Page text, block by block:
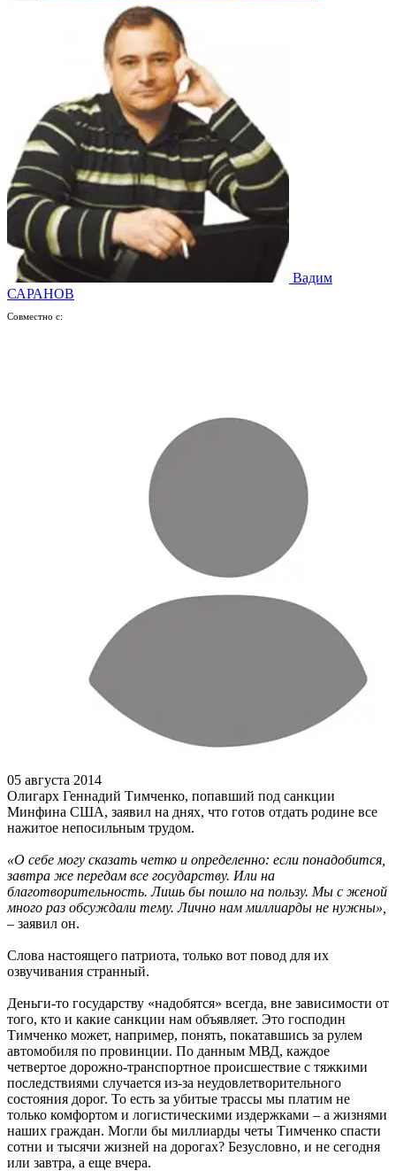
Вадим
САРАНОВ
Совместно с:
05 августа 2014
Олигарх Геннадий Тимченко, попавший под санкции
Минфина США, заявил на днях, что готов отдать родине все
нажитое непосильным трудом.
«О себе могу сказать четко и определенно: если понадобится,
завтра же передам все государству. Или на
благотворительность. Лишь бы пошло на пользу. Мы с женой
много раз обсуждали тему. Лично нам миллиарды не нужны»,
– заявил он.
Слова настоящего патриота, только вот повод для их
озвучивания странный.
Деньги-то государству «надобятся» всегда, вне зависимости от
того, кто и какие санкции нам объявляет. Это господин
Тимченко может, например, понять, покатавшись за рулем
автомобиля по провинции. По данным МВД, каждое
четвертое дорожно-транспортное происшествие с тяжкими
последствиями случается из-за неудовлетворительного
состояния дорог. То есть за убитые трассы мы платим не
только комфортом и логистическими издержками – а жизнями
наших граждан. Могли бы миллиарды четы Тимченко спасти
сотни и тысячи жизней на дорогах? Безусловно, и не сегодня
или завтра, а еще вчера.